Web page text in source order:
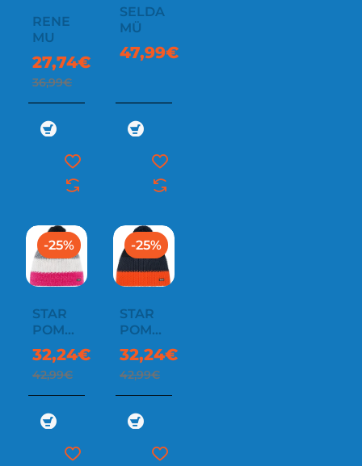
RENE
MU
27,74€
36,99€
SELDA
MÜ
47,99€
-25%
STAR
POMPON
MU
32,24€
42,99€
-25%
STAR
POMPON
MU
32,24€
42,99€